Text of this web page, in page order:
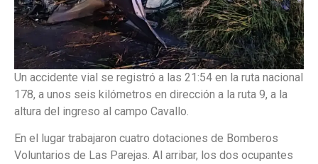
Un accidente vial se registró a las 21:54 en la ruta nacional
178, a unos seis kilómetros en dirección a la ruta 9, a la
altura del ingreso al campo Cavallo.
En el lugar trabajaron cuatro dotaciones de Bomberos
Voluntarios de Las Parejas. Al arribar, los dos ocupantes